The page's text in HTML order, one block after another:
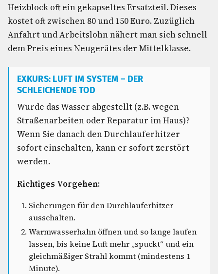
Heizblock oft ein gekapseltes Ersatzteil. Dieses
kostet oft zwischen 80 und 150 Euro. Zuzüglich
Anfahrt und Arbeitslohn nähert man sich schnell
dem Preis eines Neugerätes der Mittelklasse.
EXKURS: LUFT IM SYSTEM – DER
SCHLEICHENDE TOD
Wurde das Wasser abgestellt (z.B. wegen
Straßenarbeiten oder Reparatur im Haus)?
Wenn Sie danach den Durchlauferhitzer
sofort einschalten, kann er sofort zerstört
werden.
Richtiges Vorgehen:
Sicherungen für den Durchlauferhitzer
ausschalten.
Warmwasserhahn öffnen und so lange laufen
lassen, bis keine Luft mehr „spuckt“ und ein
gleichmäßiger Strahl kommt (mindestens 1
Minute).